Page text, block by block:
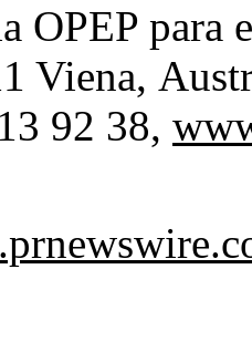
OPEP para
Viena,
92 38,